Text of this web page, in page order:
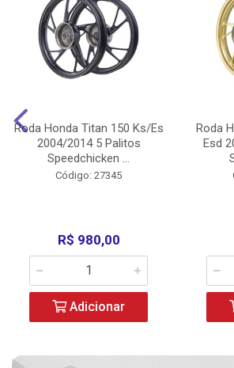
Roda Honda Titan 150 Ks/Es
2004/2014 5 Palitos
Speedchicken ...
Código: 27345
R$ 980,00
Adicionar
Roda
Esd